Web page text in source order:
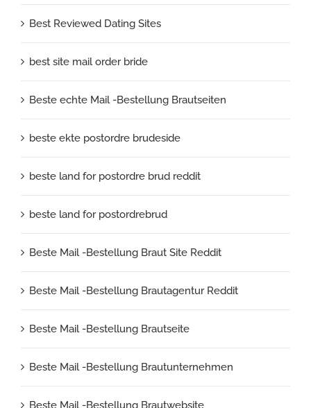
Best Reviewed Dating Sites
best site mail order bride
Beste echte Mail -Bestellung Brautseiten
beste ekte postordre brudeside
beste land for postordre brud reddit
beste land for postordrebrud
Beste Mail -Bestellung Braut Site Reddit
Beste Mail -Bestellung Brautagentur Reddit
Beste Mail -Bestellung Brautseite
Beste Mail -Bestellung Brautunternehmen
Beste Mail -Bestellung Brautwebsite